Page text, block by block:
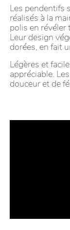
Les pendentifs
réalisés à la
polis en révéler
Leur design
dorées, en fait
Légères et
appréciable. Les
douceur et de